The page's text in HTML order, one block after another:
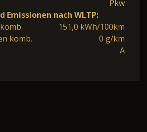
Pkw
Emissionen nach WLTP:
151,0 kWh/100km
komb.
0 g/km
A